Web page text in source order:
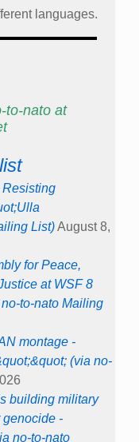
languages.
to-nato at
Resisting
List)August 8,
for Peace,
at WSF 8
to-nato Mailing
montage -
(via no-
building military
genocide -
no-to-nato